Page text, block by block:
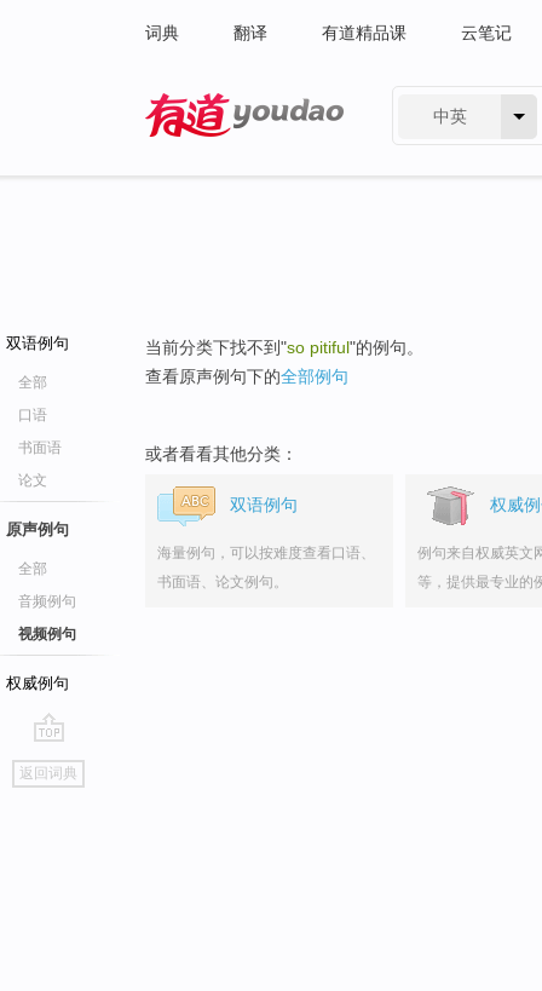
词典 翻译 有道精品课 云笔记
中英
双语例句
全部
口语
书面语
论文
原声例句
全部
音频例句
视频例句
权威例句
go
top
返回词典
当前分类下找不到"so pitiful"的例句。
查看原声例句下的全部例句
或者看看其他分类：
双语例句
海量例句，可以按难度查看口语、
书面语、论文例句。
权威
例句来自权威英文
等，提供最专业的